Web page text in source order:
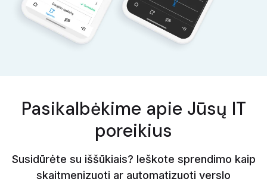
Pasikalbėkime apie Jūsų IT
poreikius
Susidūrėte su iššūkiais? Ieškote sprendimo kaip
skaitmenizuoti ar automatizuoti verslo